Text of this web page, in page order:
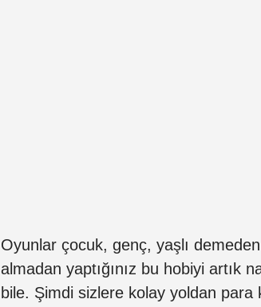
Oyunlar çocuk, genç, yaşlı
almadan yaptığınız bu hobiyi artık
bile. Şimdi sizlere kolay yoldan